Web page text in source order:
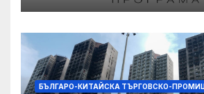
БЪЛГАРО-КИТАЙСКА ТЪРГОВСКО-